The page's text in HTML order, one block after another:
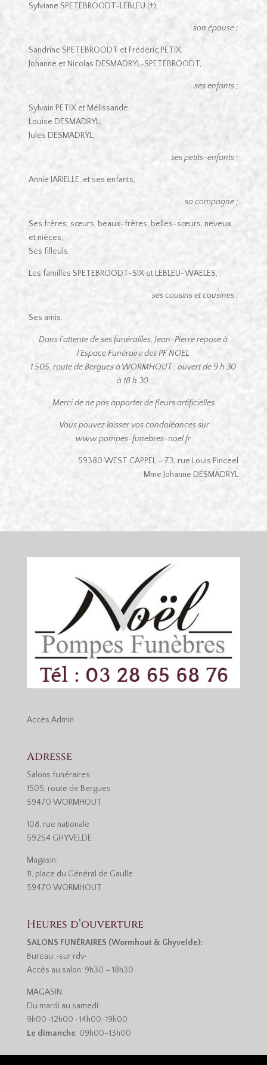
Sylviane SPETEBROODT-LEBLEU (†),
son épouse ;
Sandrine SPETEBROODT et Frédéric PETIX,
Johanne et Nicolas DESMADRYL-SPETEBROODT,
ses enfants ;
Sylvain PETIX et Mélissande,
Louise DESMADRYL,
Jules DESMADRYL,
ses petits-enfants ;
Annie JARIELLE, et ses enfants,
sa compagne ;
Ses frères, sœurs, beaux-frères, belles-sœurs, neveux
et nièces,
Ses filleuls,
Les familles SPETEBROODT-SIX et LEBLEU-WAELES,
ses cousins et cousines ;
Ses amis.
Dans l’attente de ses funérailles, Jean-Pierre repose à
l’Espace Funéraire des PF NOEL
1 505, route de Bergues à WORMHOUT ; ouvert de 9 h 30
à 18 h 30.
Merci de ne pas apporter de fleurs artificielles.
Vous pouvez laisser vos condoléances sur
www.pompes-funebres-noel.fr
59380 WEST CAPPEL – 73, rue Louis Pinceel
Mme Johanne DESMADRYL
Accès Admin
Adresse
Salons funéraires:
1505, route de Bergues
59470 WORMHOUT
108, rue nationale
59254 GHYVELDE
Magasin:
11, place du Général de Gaulle
59470 WORMHOUT
Heures d’ouverture
SALONS FUNÉRAIRES (Wormhout & Ghyvelde):
Bureau: •sur rdv•
Accès au salon: 9h30 – 18h30
MAGASIN:
Du mardi au samedi:
9h00–12h00 • 14h00-19h00
Le dimanche: 09h00–13h00